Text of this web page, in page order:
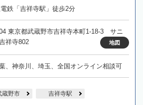
鉄「吉祥寺駅」徒歩2分
東京都武蔵野市吉祥寺本町1-18-3 サニ
祥寺802
地図
、神奈川、埼玉、全国オンライン相談可
蔵野市 吉祥寺駅